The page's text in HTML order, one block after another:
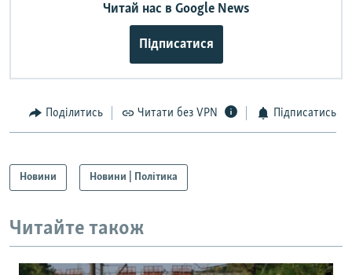
Читай нас в Google News
Підписатися
Поділитись Читати без VPN Підписатись
Новини Новини | Політика
Читайте також